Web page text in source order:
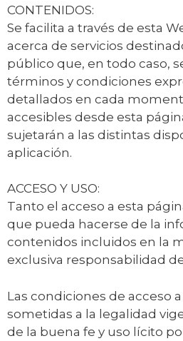
CONTENIDOS:
Se facilita a través de esta
acerca de servicios
público que, en todo caso,
términos y condiciones
detallados en cada
accesibles desde esta
sujetarán a las distintas
aplicación.
ACCESO Y USO:
Tanto el acceso a esta
que pueda hacerse de la
contenidos incluidos en la
exclusiva responsabilidad
Las condiciones de acceso
sometidas a la legalidad
de la buena fe y uso lícito